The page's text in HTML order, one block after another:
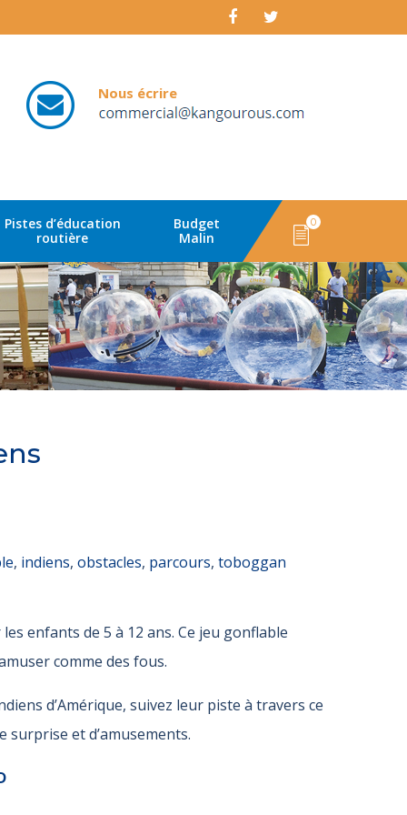
Nous écrire
email
Pistes d’éducation
routière
Budget
Malin
0
, indiens, obstacles, parcours, toboggan
enfants de 5 à 12 ans. Ce jeu gonflable
comme des fous.
d’Amérique, suivez leur piste à travers ce
et d’amusements.